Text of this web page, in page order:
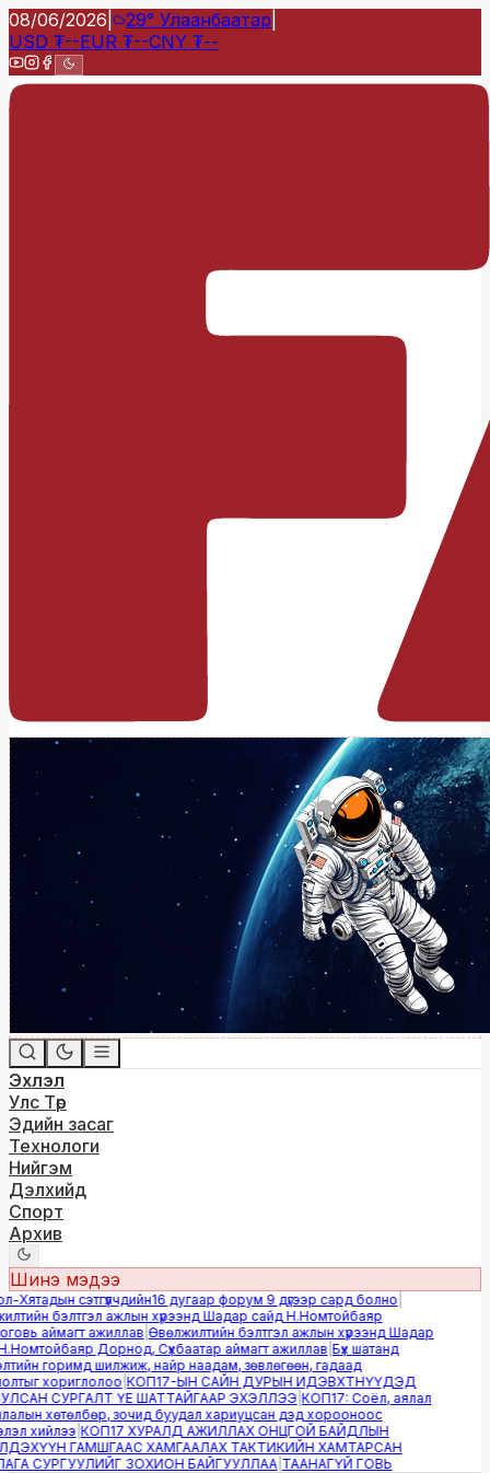
08/06/2026 29° Улаанбаатар
USD ₮--EUR ₮--CNY ₮--
Эхлэл
Улс Төр
Эдийн засаг
Технологи
Нийгэм
Дэлхийд
Спорт
Архив
Шинэ мэдээ
сэтгүүлчдийн16 дугаар форум 9 дүгээр сард болно|
бэлтгэл ажлын хүрээнд Шадар сайд Н.Номтойбаяр
аймагт ажиллав|Өвөлжилтийн бэлтгэл ажлын хүрээнд Шадар
Дорнод, Сүхбаатар аймагт ажиллав|Бүх шатанд
горимд шилжиж, найр наадам, зөвлөгөөн, гадаад
хориглолоо|КОП17-ЫН САЙН ДУРЫН ИДЭВХТНҮҮДЭД
СУРГАЛТ ҮЕ ШАТТАЙГААР ЭХЭЛЛЭЭ|КОП17: Соёл, аялал
хөтөлбөр, зочид буудал хариуцсан дэд хорооноос
хийлээ|КОП17 ХУРАЛД АЖИЛЛАХ ОНЦГОЙ БАЙДЛЫН
ГАМШГААС ХАМГААЛАХ ТАКТИКИЙН ХАМТАРСАН
СУРГУУЛИЙГ ЗОХИОН БАЙГУУЛЛАА|ТААНАГҮЙ ГОВЬ